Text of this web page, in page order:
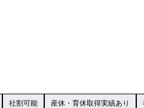
社割可能 産休・育休取得実績あり